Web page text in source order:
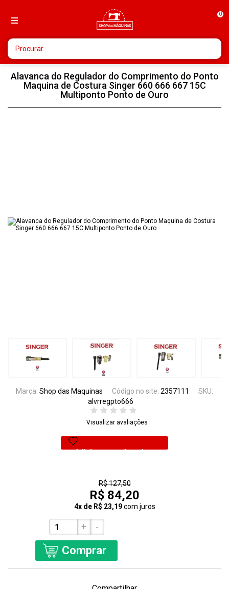
0
Alavanca do Regulador do Comprimento do Ponto
Maquina de Costura Singer 660 666 667 15C
Multiponto Ponto de Ouro
Marca: Shop das Maquinas Código no site: 2357111
SKU:
alvrregpto666
Visualizar avaliações
Adicionar aos favoritos
R$ 127,50
R$ 84,20
4x de R$ 23,19 com juros
+ -
Comprar